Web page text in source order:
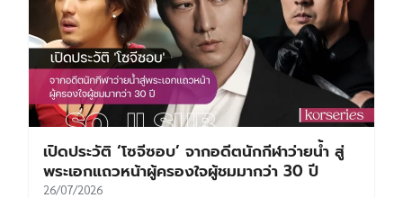
เปิดประวัติ ‘โซจีซอบ’ จากอดีตนักกีฬาว่ายน้ำ สู่
พระเอกแถวหน้าผู้ครองใจผู้ชมมากว่า 30 ปี
26/07/2026